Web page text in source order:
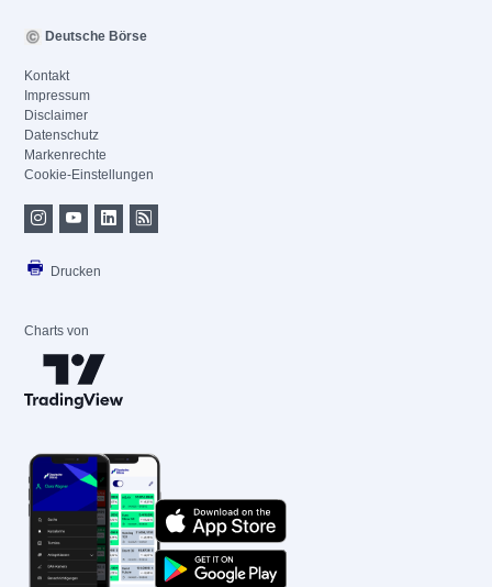
Deutsche Börse
Kontakt
Impressum
Disclaimer
Datenschutz
Markenrechte
Cookie-Einstellungen
Drucken
Charts von